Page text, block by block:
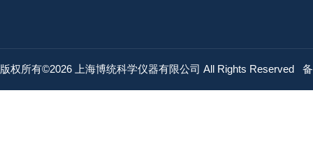
版权所有©2026 上海博统科学仪器有限公司 All Rights Reserved